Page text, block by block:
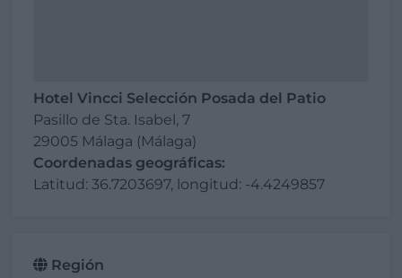
Hotel Vincci Selección Posada del Patio
Pasillo de Sta. Isabel, 7
29005 Málaga (Málaga)
Coordenadas geográficas:
Latitud: 36.7203697, longitud: -4.4249857
Región